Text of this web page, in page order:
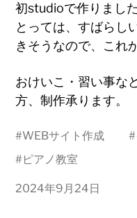
初studioで作りまし
とっては、すばらし
きそうなので、これ
おけいこ・習い事な
方、制作承ります。
#WEBサイト作成 #
# ピアノ教室
2024年9月24日